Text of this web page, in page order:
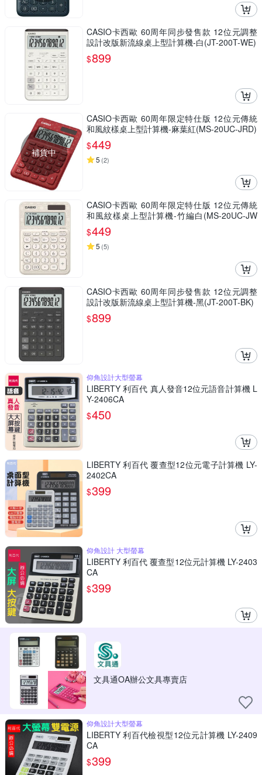
CASIO卡西歐 60周年同步發售款 12位元調整
設計改版新流線桌上型計算機-白(JT-200T-WE)
$899
補貨中
CASIO卡西歐 60周年限定特仕版 12位元傳統
和風紋樣桌上型計算機-麻葉紅(MS-20UC-JRD)
$449
5 (2)
CASIO卡西歐 60周年限定特仕版 12位元傳統
和風紋樣桌上型計算機-竹編白(MS-20UC-JW
E)
$449
5 (5)
CASIO卡西歐 60周年同步發售款 12位元調整
設計改版新流線桌上型計算機-黑(JT-200T-BK)
$899
仰角設計大型螢幕
LIBERTY 利百代 真人發音12位元語音計算機 L
Y-2406CA
$450
LIBERTY 利百代 覆查型12位元電子計算機 LY-
2402CA
$399
仰角設計 大型螢幕
LIBERTY 利百代 覆查型12位元計算機 LY-2403
CA
$399
文具通OA辦公文具專賣店
仰角設計大型螢幕
LIBERTY 利百代檢視型12位元計算機 LY-2409
CA
$399